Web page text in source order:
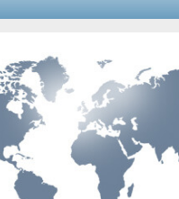
отклика импульсного
формирования
Разработка
среды LabVIEW для
система для
Использование LabVIEW для
Устройство для снятия вольт-
научные технологии:
установка
Автоматизированный
Визуализация моделирования и